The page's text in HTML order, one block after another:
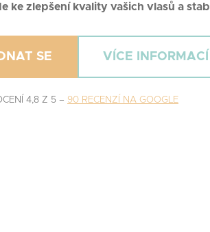
ke zlepšení kvality vašich vlasů a
SE VÍCE INFORMACÍ
4,8 Z 5 – 90 RECENZÍ NA GOOGLE